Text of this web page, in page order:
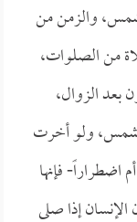
والزمن من
من الصلوات،
بعد الزوال،
ولو أخرت
فإنها
الإنسان إذا صلى